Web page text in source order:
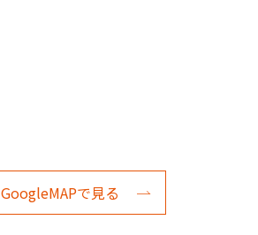
GoogleMAPで見る